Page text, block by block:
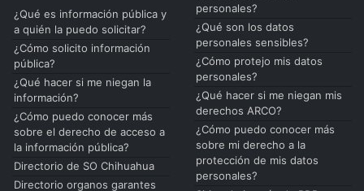
¿Qué es información pública y
a quién la puedo solicitar?
¿Cómo solicito información
pública?
¿Qué hacer si me niegan la
información?
¿Cómo puedo conocer más
sobre el derecho de acceso a
la información pública?
Directorio de SO Chihuahua
Directorio organos garantes
personales?
¿Qué son los datos
personales sensibles?
¿Cómo protejo mis datos
personales?
¿Qué hacer si me niegan mis
derechos ARCO?
¿Cómo puedo conocer más
sobre mi derecho a la
protección de mis datos
personales?